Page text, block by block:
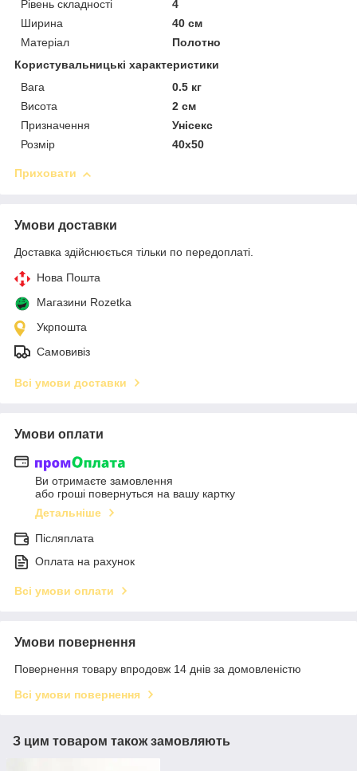
Рівень складності
4
Ширина
40 см
Матеріал
Полотно
Користувальницькі характеристики
Вага
0.5 кг
Висота
2 см
Призначення
Унісекс
Розмір
40х50
Приховати
Умови доставки
Доставка здійснюється тільки по передоплаті.
Нова Пошта
Магазини Rozetka
Укрпошта
Самовивіз
Всі умови доставки
Умови оплати
Ви отримаєте замовлення
або гроші повернуться на вашу картку
Детальніше
Післяплата
Оплата на рахунок
Всі умови оплати
Умови повернення
Повернення товару впродовж 14 днів за домовленістю
Всі умови повернення
З цим товаром також замовляють